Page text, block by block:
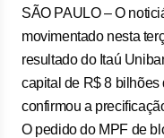
SÃO PAULO – O
movimentado nesta
resultado do Itaú
capital de R$ 8
confirmou a
O pedido do MPF de